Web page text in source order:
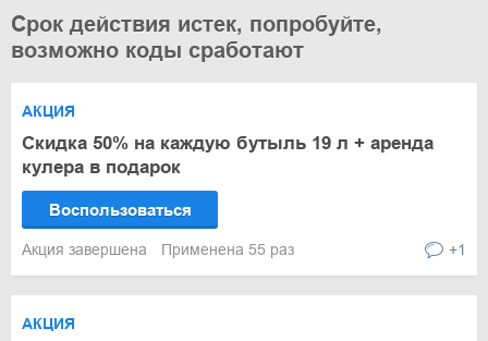
Срок действия истек, попробуйте,
возможно коды сработают
АКЦИЯ
Скидка 50% на каждую бутыль 19 л + аренда
кулера в подарок
Воспользоваться
Акция завершена Применена 55 раз +1
АКЦИЯ